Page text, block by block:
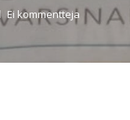
Ei kommentteja